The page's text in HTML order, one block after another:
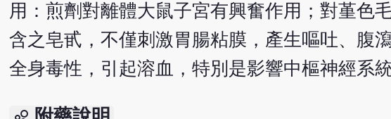
用：煎劑對離體大鼠子宮有興奮作用；對堇色
含之皂甙，不僅刺激胃腸粘膜，產生嘔吐、腹
全身毒性，引起溶血，特別是影響中樞神經系